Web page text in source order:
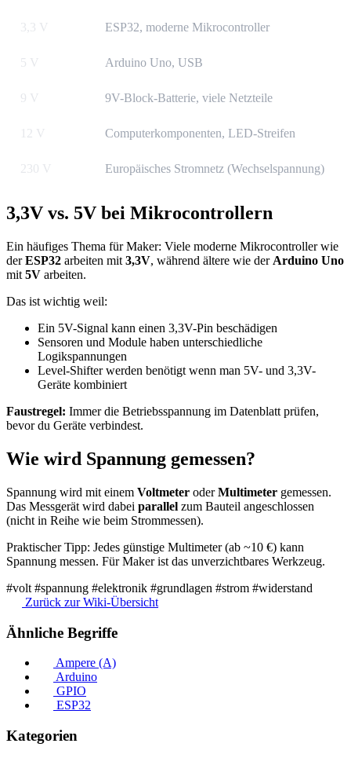
3,3 V ESP32, moderne Mikrocontroller
5 V Arduino Uno, USB
9 V 9V-Block-Batterie, viele Netzteile
12 V Computerkomponenten, LED-Streifen
230 V Europäisches Stromnetz (Wechselspannung)
3,3V vs. 5V bei Mikrocontrollern
Ein häufiges Thema für Maker: Viele moderne Mikrocontroller wie
derESP32 arbeiten mit 3,3V, während ältere wie der Arduino Uno
mit 5V arbeiten.
Das ist wichtig weil:
Ein 5V-Signal kann einen 3,3V-Pin beschädigen
Sensoren und Module haben unterschiedliche
Logikspannungen
Level-Shifter werden benötigt wenn man 5V- und 3,3V-
Geräte kombiniert
Faustregel: Immer die Betriebsspannung im Datenblatt prüfen,
bevor du Geräte verbindest.
Wie wird Spannung gemessen?
Spannung wird mit einem Voltmeter oderMultimeter gemessen.
Das Messgerät wird dabei parallel zum Bauteil angeschlossen
(nicht in Reihe wie beim Strommessen).
Praktischer Tipp: Jedes günstige Multimeter (ab ~10 €) kann
Spannung messen. Für Maker ist das unverzichtbares Werkzeug.
#volt #spannung #elektronik #grundlagen #strom #widerstand
Zurück zur Wiki-Übersicht
Ähnliche Begriffe
Ampere (A)
Arduino
GPIO
ESP32
Kategorien